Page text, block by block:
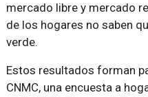
mercado libre y mercado
de los hogares no saben
verde.
Estos resultados forman
CNMC, una encuesta a